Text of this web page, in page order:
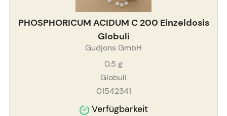
PHOSPHORICUM ACIDUM C 200 Einzeldosis
Globuli
Gudjons GmbH
0.5 g
Globuli
01542341
Verfügbarkeit